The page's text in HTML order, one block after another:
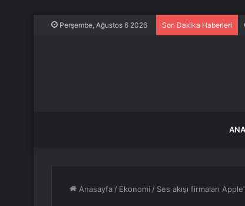
Perşembe, Ağustos 6 2026 Son Dakika Haberleri
Anasayfa / Ekonomi / Ses akışı firmaları